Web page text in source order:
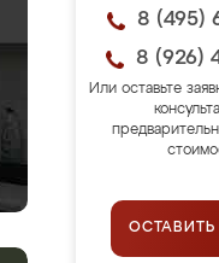
8 (495)
8 (926)
Или оставьте
ОСТАВИТЬ